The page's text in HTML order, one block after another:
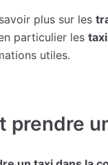
plus sur les
particulier les
utiles.
prendre